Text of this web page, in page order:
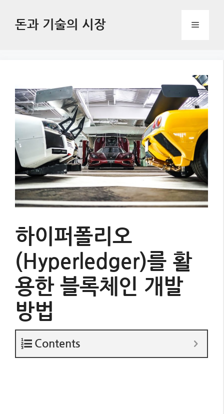
돈과 기술의 시장 Menu
하이퍼폴리오
(Hyperledger)를 활
용한 블록체인 개발
방법
Contents